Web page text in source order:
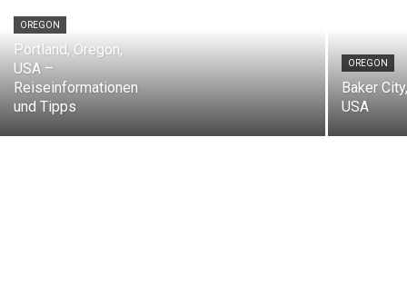
OREGON
Portland, Oregon,
USA –
Reiseinformationen
und Tipps
OREGON
Baker
USA